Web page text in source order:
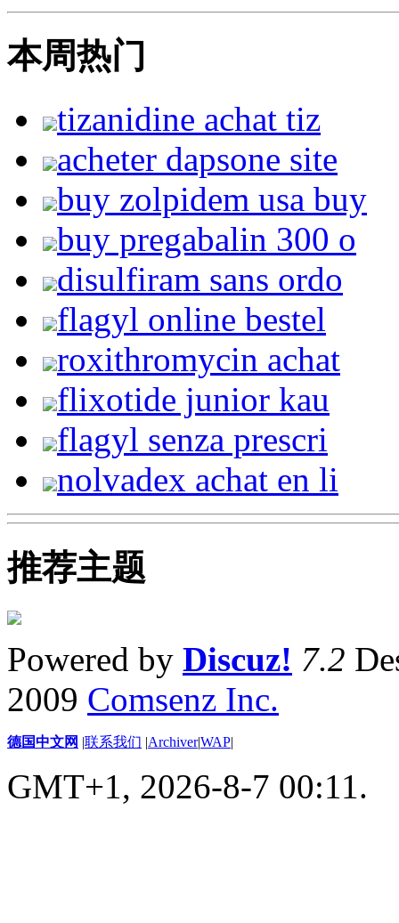
本周热门
tizanidine achat tiz
acheter dapsone site
buy zolpidem usa buy
buy pregabalin 300 o
disulfiram sans ordo
flagyl online bestel
roxithromycin achat
flixotide junior kau
flagyl senza prescri
nolvadex achat en li
推荐主题
Powered by Discuz! 7.2
2009 Comsenz Inc.
德国中文网 |联系我们 |Archiver|WAP|
GMT+1, 2026-8-7 00:11.